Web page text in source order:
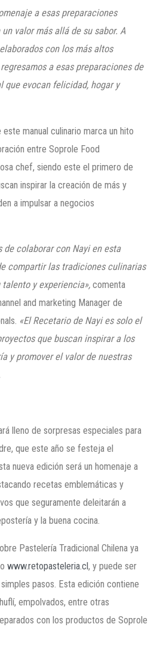
a esas preparaciones
valor más allá de su sabor. A
con los más altos
a esas preparaciones de
que evocan felicidad, hogar y
manual culinario marca un hito
entre Soprole Food
chef, siendo este el primero de
inspirar la creación de más y
a impulsar a negocios
de colaborar con Nayi en esta
compartir las tradiciones culinarias
talento y experiencia»,comenta
and marketing Manager de
«El Recetario de Nayi es solo el
que buscan inspirar a los
y promover el valor de nuestras
lleno de sorpresas especiales para
que este año se festeja el
nueva edición será un homenaje a
recetas emblemáticas y
que seguramente deleitarán a
y la buena cocina.
Pastelería Tradicional Chilena ya
www.retopasteleria.cl, y puede ser
pasos. Esta edición contiene
empolvados, entre otras
con los productos de Soprole